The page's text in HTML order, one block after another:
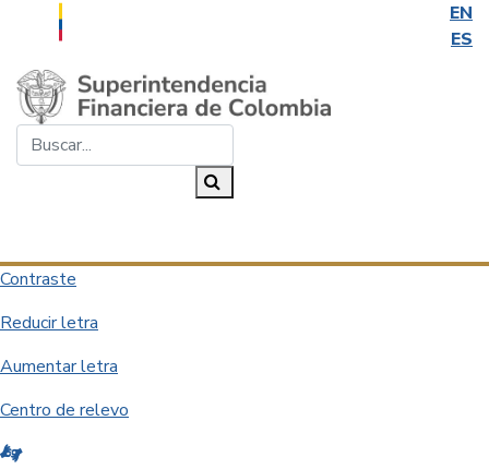
EN
ES
Saltar al contenido principal
Contraste
Reducir letra
Aumentar letra
Centro de relevo